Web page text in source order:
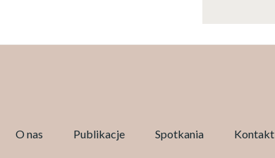
O nas Publikacje Spotkania Kontakt